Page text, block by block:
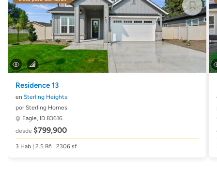
Residence 13
en Sterling Heights
por Sterling Homes
Eagle, ID 83616
desde $799,900
3 Hab | 2.5 Bñ | 2306 sf